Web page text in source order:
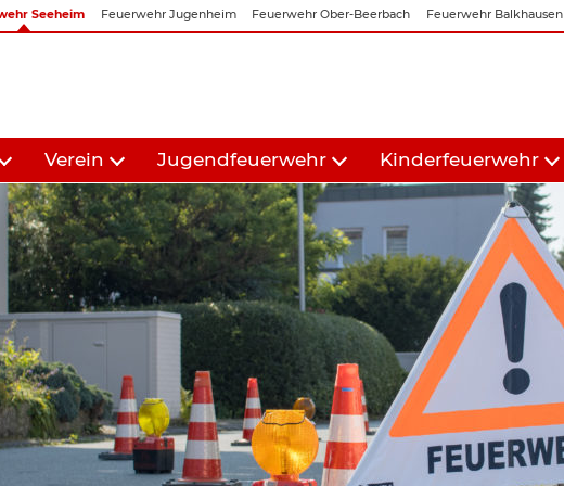
Seeheim Feuerwehr Jugenheim Feuerwehr Ober-Beerbach Feuerwehr Balkhausen
Verein Jugendfeuerwehr Kinderfeuerwehr